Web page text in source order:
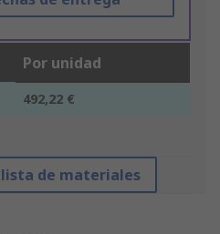
Por unidad
492,22 €
de materiales